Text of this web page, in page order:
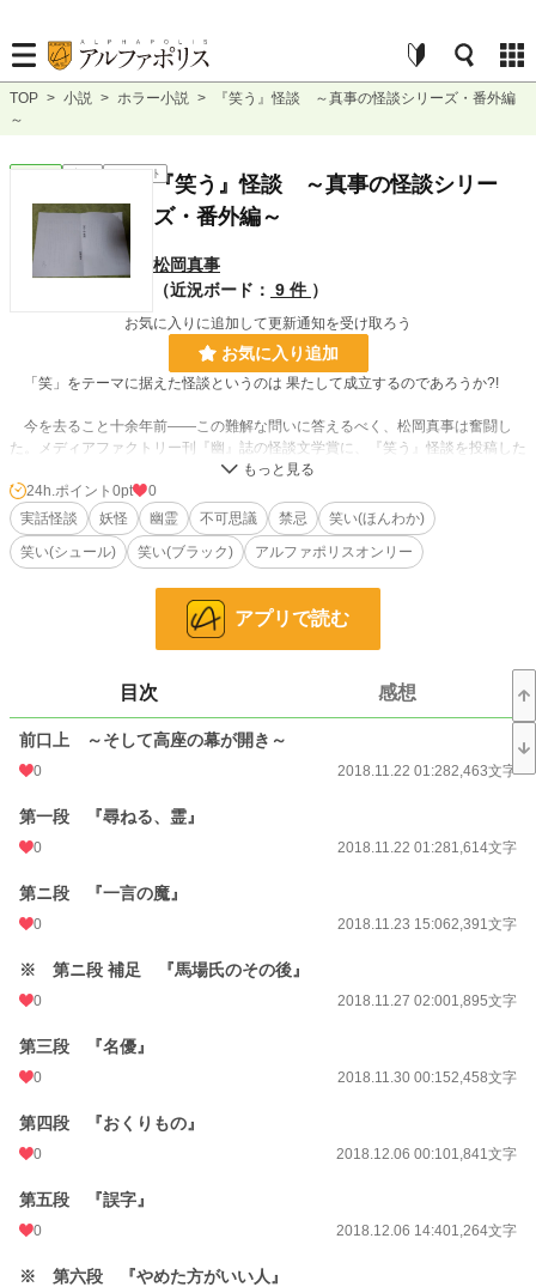
TOP > 小説 > ホラー小説 >
『笑う』怪談 ～真事の怪談シリーズ・番外編
～
ｼｮｰﾄｼｮｰﾄ『笑う』怪談 ～真事の怪談シリー
ズ・番外編～
松岡真事
（近況ボード： 9 件 ）
お気に入りに追加して更新通知を受け取ろう
お気に入り追加
「笑」をテーマに据えた怪談というのは 果たして成立するのであろうか?!
今を去ること十余年前――この難解な問いに答えるべく、松岡真事は奮闘し
た。メディアファクトリー刊『幽』誌の怪談文学賞に、『笑う』怪談を投稿した
結果は撃沈!!松岡は意気消沈し精根尽き果て、以後、長く実話怪談の筆を折る
ことになってしまう･･･
腹を抱えるような「笑い」、プッと吹き出すような「笑い」、ほんわか滲み出
るような「笑い」、下衆すぎて思わず漏れるような「笑い」、 そして何より、
「笑う」しかない 恐怖――
さまざまな『笑』が満ちた実話怪談の新世界！
小説
ホラー 8,503 位 / 8,503 件
お気に入り
24h.ポイント 0 pt
文字数
更新日時 2019.02.27 01:05
2019.02.27 16:21
月間ポイント
年間ポイント 967 pt (85,337 位)
24h.ポイント 0pt
0
実話怪談
妖怪 幽霊 不可思議 禁忌
笑い(ほんわか)
笑い(シュール)
笑い(ブラック) アルファポリスオンリー
アプリで読む
目次 感想
前口上 ～そして高座の幕が開き～
0 2018.11.22 01:282,463文字
第一段 『尋ねる、霊』
0 2018.11.22 01:281,614文字
第ニ段 『一言の魔』
0 2018.11.23 15:062,391文字
※ 第ニ段 補足 『馬場氏のその後』
0 2018.11.27 02:001,895文字
第三段 『名優』
0 2018.11.30 00:152,458文字
第四段 『おくりもの』
0 2018.12.06 00:101,841文字
第五段 『誤字』
0 2018.12.06 14:401,264文字
※ 第六段 『やめた方がいい人』